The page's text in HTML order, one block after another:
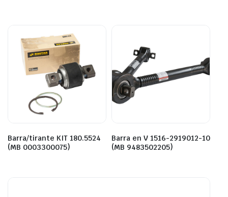
Barra/tirante KIT 180.5524
(MB 0003300075)
Barra en V 1516-2919012-10
(MB 9483502205)